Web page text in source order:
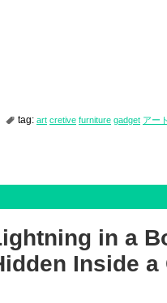
tag: art cretive furniture gadget アー
in a
Inside a